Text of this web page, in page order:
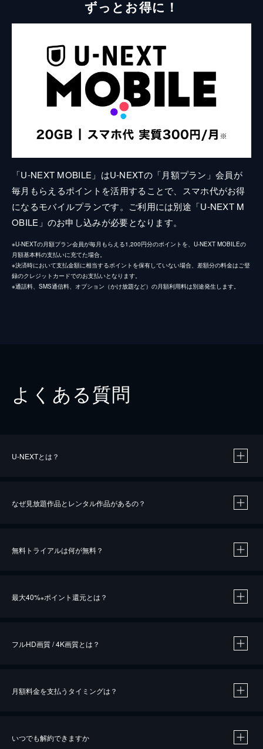
ずっとお得に！
「U-NEXT MOBILE」はU-NEXTの「月額プラン」会員が
毎月もらえるポイントを活用することで、スマホ代がお得
になるモバイルプランです。ご利用には別途「U-NEXT M
OBILE」のお申し込みが必要となります。
※U-NEXTの月額プラン会員が毎月もらえる1,200円分のポイントを、U-NEXT MOBILEの
月額基本料の支払いに充てた場合。
※決済時において支払金額に相当するポイントを保有していない場合、差額分の料金はご登
録のクレジットカードでのお支払いとなります。
※通話料、SMS通信料、オプション（かけ放題など）の月額利用料は別途発生します。
よくある質問
U-NEXTとは？
なぜ見放題作品とレンタル作品があるの？
無料トライアルは何が無料？
最大40%※ポイント還元とは？
※40％ポイント還元の対象は、クレジットカード決済による作品の購入 / レンタルです。
フルHD画質 / 4K画質とは？
月額料金を支払うタイミングは？
いつでも解約できますか